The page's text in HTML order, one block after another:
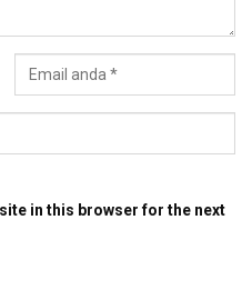
in this browser for the next